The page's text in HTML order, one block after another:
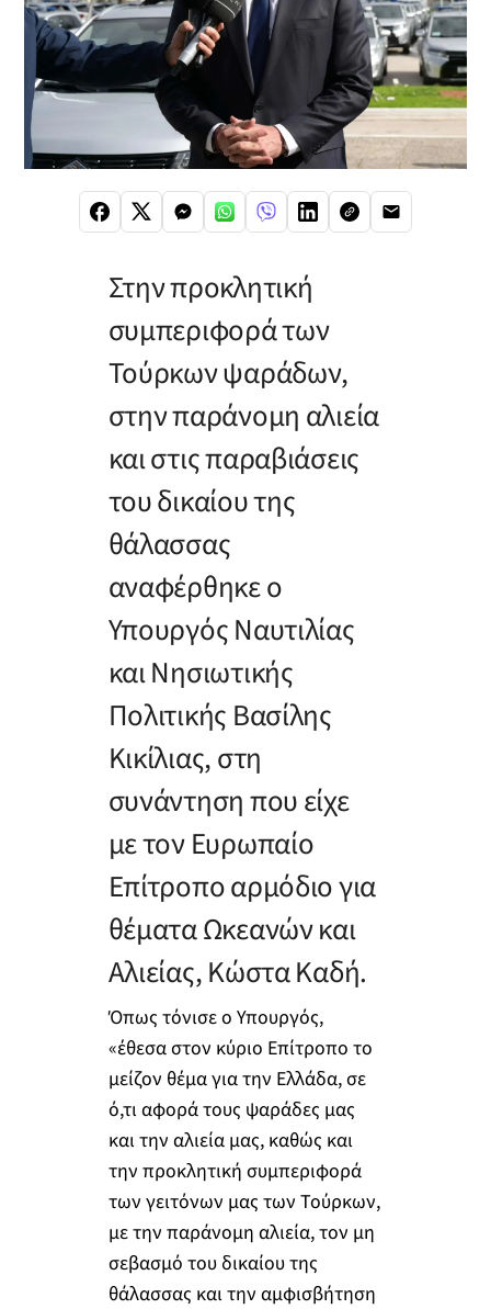
Στην προκλητική
συμπεριφορά των
Τούρκων ψαράδων,
στην παράνομη αλιεία
και στις παραβιάσεις
του δικαίου της
θάλασσας
αναφέρθηκε ο
Υπουργός Ναυτιλίας
και Νησιωτικής
Πολιτικής Βασίλης
Κικίλιας, στη
συνάντηση που είχε
με τον Ευρωπαίο
Επίτροπο αρμόδιο για
θέματα Ωκεανών και
Αλιείας, Κώστα Καδή.
Όπως τόνισε ο Υπουργός,
«έθεσα στον κύριο Επίτροπο το
μείζον θέμα για την Ελλάδα, σε
ό,τι αφορά τους ψαράδες μας
και την αλιεία μας, καθώς και
την προκλητική συμπεριφορά
των γειτόνων μας των Τούρκων,
με την παράνομη αλιεία, τον μη
σεβασμό του δικαίου της
θάλασσας και την αμφισβήτηση